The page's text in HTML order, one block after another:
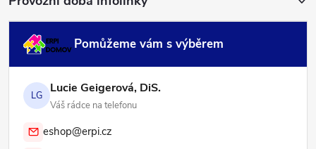
Pomůžeme vám s výběrem
LG Lucie Geigerová, DiS.
Váš rádce na telefonu
eshop@erpi.cz